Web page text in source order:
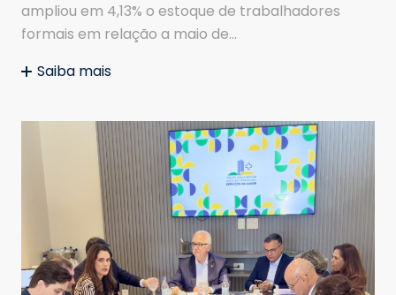
ampliou em 4,13% o estoque de trabalhadores
formais em relação a maio de…
Saiba mais